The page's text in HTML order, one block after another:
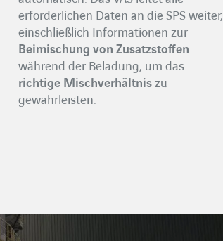
erforderlichen Daten an die SPS weiter,
einschließlich Informationen zur
Beimischung von Zusatzstoffen
während der Beladung, um das
richtige Mischverhältnis zu
gewährleisten.